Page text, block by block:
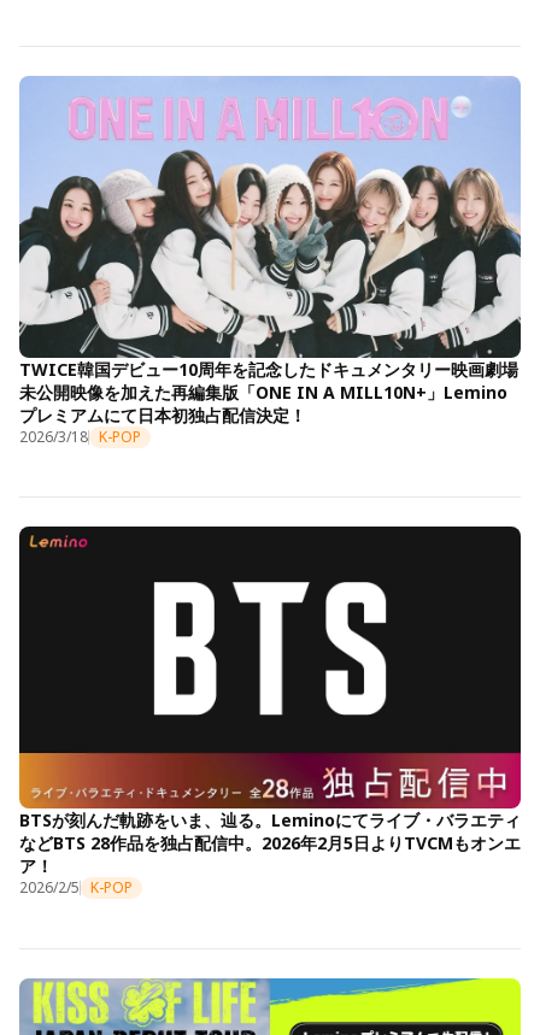
TWICE韓国デビュー10周年を記念したドキュメンタリー映画劇場
未公開映像を加えた再編集版「ONE IN A MILL10N+」Lemino
プレミアムにて日本初独占配信決定！
2026/3/18 K-POP
BTSが刻んだ軌跡をいま、辿る。Leminoにてライブ・バラエティ
などBTS 28作品を独占配信中。2026年2月5日よりTVCMもオンエ
ア！
2026/2/5 K-POP